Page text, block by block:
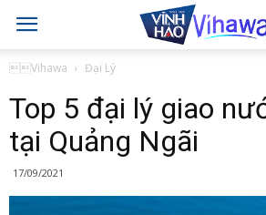
Vihawa Đại Lý
Top 5 đại lý giao
tại Quảng Ngãi
17/09/2021